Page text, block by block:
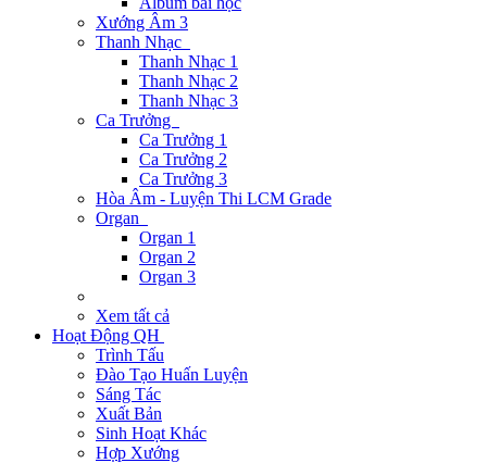
Xướng Âm 3
Thanh Nhạc
Thanh Nhạc 1
Thanh Nhạc 2
Thanh Nhạc 3
Ca Trưởng
Ca Trưởng 1
Ca Trưởng 2
Ca Trưởng 3
Hòa Âm - Luyện Thi LCM Grade
Organ
Organ 1
Organ 2
Organ 3
Xem tất cả
Hoạt Động QH
Trình Tấu
Đào Tạo Huấn Luyện
Sáng Tác
Xuất Bản
Sinh Hoạt Khác
Hợp Xướng